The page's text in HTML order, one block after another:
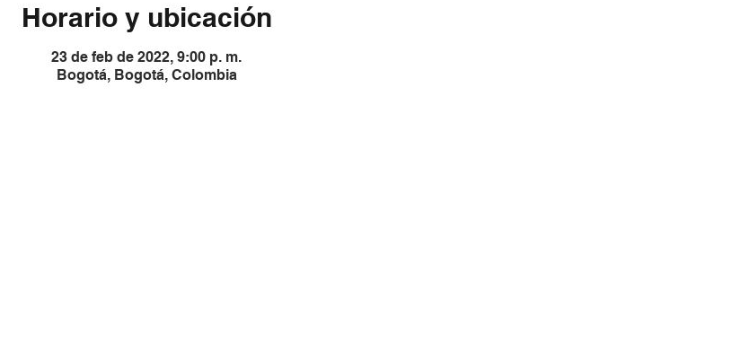
Horario y ubicación
23 de feb de 2022, 9:00 p. m.
Bogotá, Bogotá, Colombia